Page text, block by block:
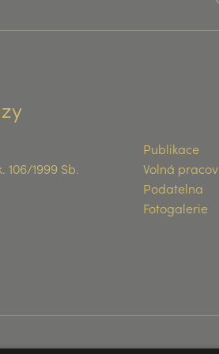
Publikace
1999 Sb.
Volná
Podatelna
Fotogalerie